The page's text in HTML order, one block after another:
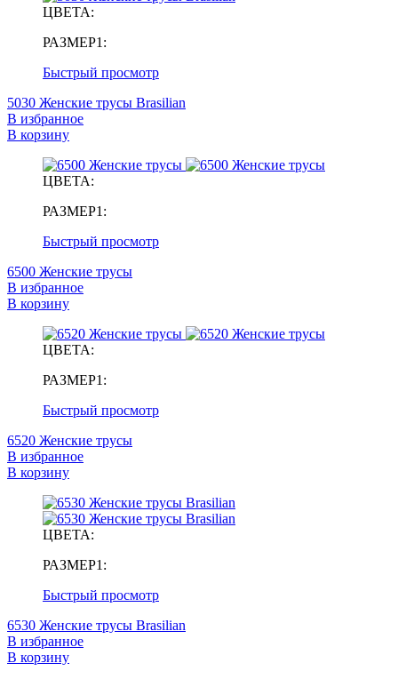
ЦВЕТА:
РАЗМЕР1:
Быстрый просмотр
5030 Женские трусы Brasilian
В избранное
В корзину
ЦВЕТА:
РАЗМЕР1:
Быстрый просмотр
6500 Женские трусы
В избранное
В корзину
ЦВЕТА:
РАЗМЕР1:
Быстрый просмотр
6520 Женские трусы
В избранное
В корзину
ЦВЕТА:
РАЗМЕР1:
Быстрый просмотр
6530 Женские трусы Brasilian
В избранное
В корзину